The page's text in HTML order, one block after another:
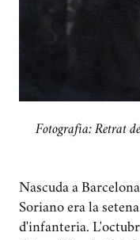
Fotografia: Retrat
Nascuda a
Soriano era la
d'infanteria.